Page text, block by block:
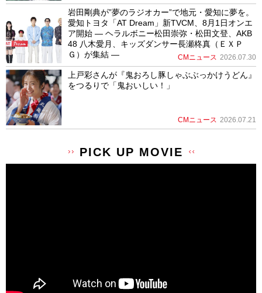
岩田剛典が”夢のラジオカー”で地元・愛知に夢を。
愛知トヨタ「AT Dream」新TVCM、8月1日オンエ
ア開始 ― ヘラルボニー松田崇弥・松田文登、AKB
48 八木愛月、キッズダンサー長瀬柊真（ＥＸＰ
Ｇ）が集結 ―
CMニュース 2026.07.30
上戸彩さんが『鬼おろし豚しゃぶぶっかけうどん』
をつるりで「鬼おいしい！」
CMニュース 2026.07.21
PICK UP MOVIE